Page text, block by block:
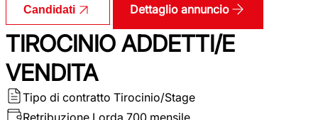
Candidati Dettaglio annuncio
TIROCINIO ADDETTI/E
VENDITA
Tipo di contratto Tirocinio/Stage
Retribuzione Lorda 700 mensile